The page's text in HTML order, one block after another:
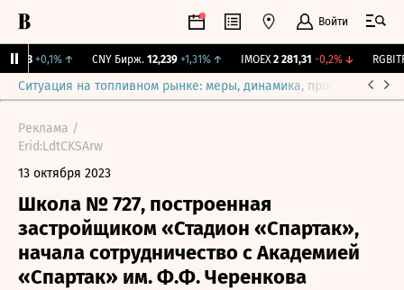
Войти
+0,1% ↑ CNY Бирж. 12,239 +1,31% ↑ IMOEX 2 281,31 -0,2%↓ RGBITR
Ситуация на топливном рынке: меры, динамика, прогнозы
Реклама /
Erid:LdtCKSArw
13 октября 2023
Школа № 727, построенная
застройщиком «Стадион «Спартак»,
начала сотрудничество с Академией
«Спартак» им. Ф.Ф. Черенкова